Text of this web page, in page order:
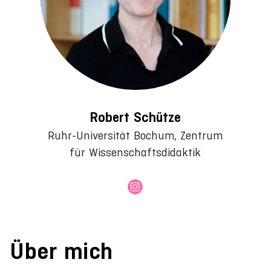
Robert Schütze
Ruhr-Universität Bochum, Zentrum
für Wissenschaftsdidaktik
Über mich